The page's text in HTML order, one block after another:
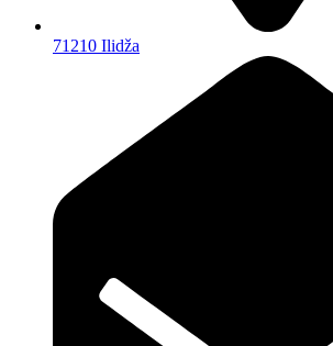
71210 Ilidža